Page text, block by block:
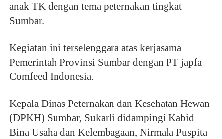
anak TK dengan tema peternakan tingkat
Sumbar.
Kegiatan ini terselenggara atas kerjasama
Pemerintah Provinsi Sumbar dengan PT japfa
Comfeed Indonesia.
Kepala Dinas Peternakan dan Kesehatan Hewan
(DPKH) Sumbar, Sukarli didampingi Kabid
Bina Usaha dan Kelembagaan, Nirmala Puspita